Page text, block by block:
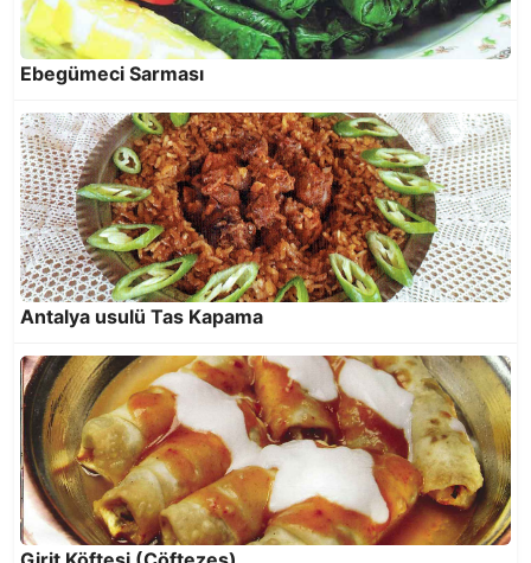
Tombik Buğulama
Yörük Salatası
Ebegümeci Sarması
Antalya usulü Tas Kapama